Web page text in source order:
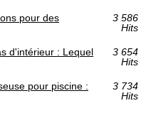
pour des
3 586
Hits
d'intérieur : Lequel
3 654
Hits
pour piscine :
3 734
Hits